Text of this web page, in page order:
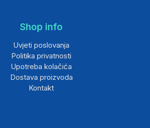
Shop info
Uvjeti poslovanja
Politika privatnosti
Upotreba kolačića
Dostava proizvoda
Kontakt